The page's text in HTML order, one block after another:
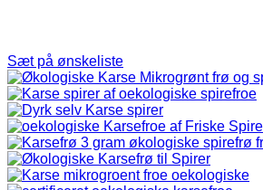
Sæt på ønskeliste